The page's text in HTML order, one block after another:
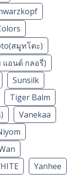
สมูทโตะ)
แอนด์ กลอรี่)
Sunsilk
Tiger Balm
Vanekaa
Yanhee